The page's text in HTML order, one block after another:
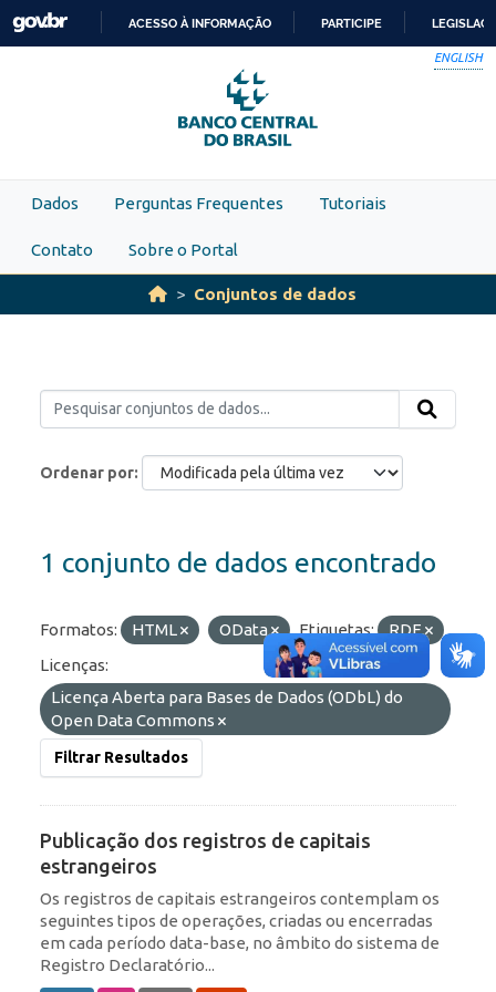
Skip to main content
PARA
O
CONTEÚDO
ACESSO À INFORMAÇÃO PARTICIPE
ENGLISH
Dados Perguntas Frequentes Tutoriais
Contato Sobre o Portal
Conjuntos de dados
Ordenar por
1 conjunto de dados encontrado
Formatos: HTML OData Etiquetas:
RDE
Licenças:
Licença Aberta para Bases de Dados (ODbL) do
Open Data Commons
Filtrar Resultados
Publicação dos registros de capitais
estrangeiros
Os registros de capitais estrangeiros contemplam os
seguintes tipos de operações, criadas ou encerradas
em cada período data-base, no âmbito do sistema de
Registro Declaratório...